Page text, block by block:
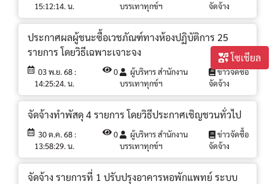
โซเชียล
15:12:14. น.
บรรเทาทุกข์ฯ
จัดจ้าง
ประกาศผลผู้ชนะซื้อเวชภัณฑ์ทางห้องปฏิบัติการ 25
รายการ โดยวิธีเฉพาะเจาะจง
03 พ.ย. 68 :
14:25:24. น.
0
ผู้บริหาร สำนักงาน
บรรเทาทุกข์ฯ
ข่าวจัดซื้อ
จัดจ้าง
จัดจ้างทำพัสดุ 4 รายการ โดยวิธีประกาศเชิญชวนทั่วไป
30 ต.ค. 68 :
13:58:29. น.
0
ผู้บริหาร สำนักงาน
บรรเทาทุกข์ฯ
ข่าวจัดซื้อ
จัดจ้าง
จัดจ้าง รายการที่ 1 ปรับปรุงอาคารหอพักแพทย์ ระบบ